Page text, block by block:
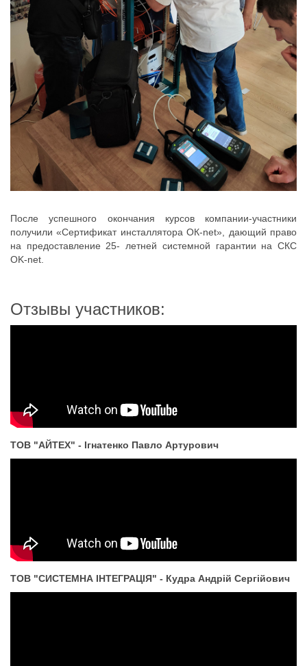
После успешного окончания курсов компании-участники
получили «Сертификат инсталлятора ОК-net», дающий право
на предоставление 25- летней системной гарантии на СКС
OK-net.
Отзывы участников:
ТОВ "АЙТЕХ" - Ігнатенко Павло Артурович
ТОВ "СИСТЕМНА ІНТЕГРАЦІЯ" - Кудра Андрій Сергійович